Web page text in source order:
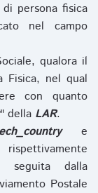
persona fisica
nel campo
qualora il
nel qual
con quanto
" della LAR.
e
seguita dalla
Postale